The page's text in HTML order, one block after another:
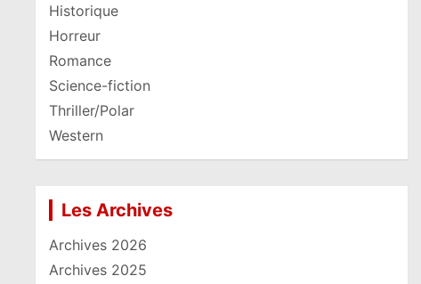
Historique
Horreur
Romance
Science-fiction
Thriller/Polar
Western
Les Archives
Archives 2026
Archives 2025